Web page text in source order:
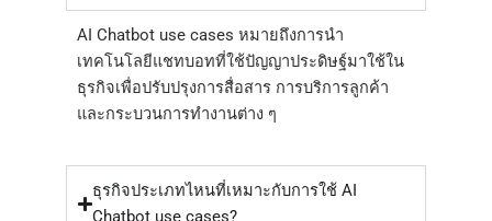
AI Chatbot use cases หมายถึงการนำ
เทคโนโลยีแชทบอทที่ใช้ปัญญาประดิษฐ์มาใช้ใน
ธุรกิจเพื่อปรับปรุงการสื่อสาร การบริการลูกค้า
และกระบวนการทำงานต่าง ๆ
ธุรกิจประเภทไหนที่เหมาะกับการใช้ AI
Chatbot use cases?